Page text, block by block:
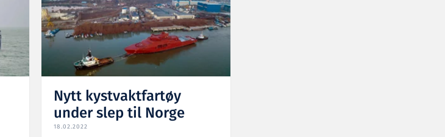
Nytt kystvaktfartøy
under slep til Norge
18.02.2022